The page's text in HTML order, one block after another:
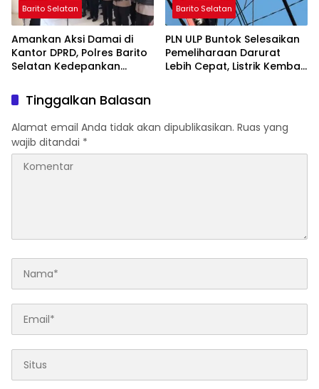
Barito Selatan
Amankan Aksi Damai di
Kantor DPRD, Polres Barito
Selatan Kedepankan
Barito Selatan
PLN ULP Buntok Selesaikan
Pemeliharaan Darurat
Lebih Cepat, Listrik Kembali
Tinggalkan Balasan
Alamat email Anda tidak akan dipublikasikan. Ruas yang
wajib ditandai *